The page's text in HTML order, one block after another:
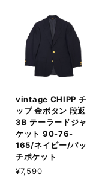
vintage CHIPP チ
ップ 金ボタン 段返
3B テーラードジャ
ケット 90-76-
165/ネイビー/パッ
チポケット
¥7,590